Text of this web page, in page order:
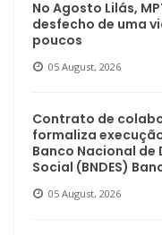
No Agosto Lilás,
desfecho de uma
poucos
05 August, 2026
Contrato de
formaliza
Banco Nacional de
Social (BNDES)
05 August, 2026